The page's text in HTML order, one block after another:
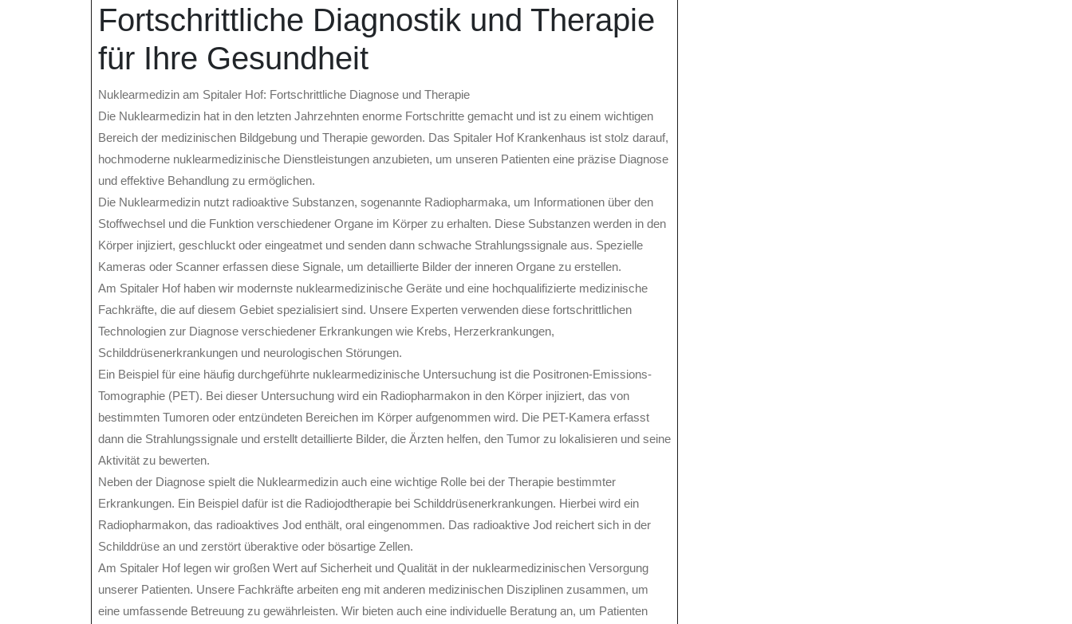
Fortschrittliche Diagnostik und Therapie
für Ihre Gesundheit
Nuklearmedizin am Spitaler Hof: Fortschrittliche Diagnose und Therapie
Die Nuklearmedizin hat in den letzten Jahrzehnten enorme Fortschritte gemacht und ist zu einem wichtigen
Bereich der medizinischen Bildgebung und Therapie geworden. Das Spitaler Hof Krankenhaus ist stolz darauf,
hochmoderne nuklearmedizinische Dienstleistungen anzubieten, um unseren Patienten eine präzise Diagnose
und effektive Behandlung zu ermöglichen.
Die Nuklearmedizin nutzt radioaktive Substanzen, sogenannte Radiopharmaka, um Informationen über den
Stoffwechsel und die Funktion verschiedener Organe im Körper zu erhalten. Diese Substanzen werden in den
Körper injiziert, geschluckt oder eingeatmet und senden dann schwache Strahlungssignale aus. Spezielle
Kameras oder Scanner erfassen diese Signale, um detaillierte Bilder der inneren Organe zu erstellen.
Am Spitaler Hof haben wir modernste nuklearmedizinische Geräte und eine hochqualifizierte medizinische
Fachkräfte, die auf diesem Gebiet spezialisiert sind. Unsere Experten verwenden diese fortschrittlichen
Technologien zur Diagnose verschiedener Erkrankungen wie Krebs, Herzerkrankungen,
Schilddrüsenerkrankungen und neurologischen Störungen.
Ein Beispiel für eine häufig durchgeführte nuklearmedizinische Untersuchung ist die Positronen-Emissions-
Tomographie (PET). Bei dieser Untersuchung wird ein Radiopharmakon in den Körper injiziert, das von
bestimmten Tumoren oder entzündeten Bereichen im Körper aufgenommen wird. Die PET-Kamera erfasst
dann die Strahlungssignale und erstellt detaillierte Bilder, die Ärzten helfen, den Tumor zu lokalisieren und seine
Aktivität zu bewerten.
Neben der Diagnose spielt die Nuklearmedizin auch eine wichtige Rolle bei der Therapie bestimmter
Erkrankungen. Ein Beispiel dafür ist die Radiojodtherapie bei Schilddrüsenerkrankungen. Hierbei wird ein
Radiopharmakon, das radioaktives Jod enthält, oral eingenommen. Das radioaktive Jod reichert sich in der
Schilddrüse an und zerstört überaktive oder bösartige Zellen.
Am Spitaler Hof legen wir großen Wert auf Sicherheit und Qualität in der nuklearmedizinischen Versorgung
unserer Patienten. Unsere Fachkräfte arbeiten eng mit anderen medizinischen Disziplinen zusammen, um
eine umfassende Betreuung zu gewährleisten. Wir bieten auch eine individuelle Beratung an, um Patienten